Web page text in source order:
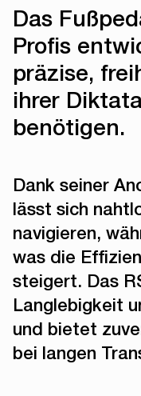
Das
Profis
präzise,
ihrer
benötigen.
Dank seiner
lässt sich
navigieren,
was die
steigert. Das
Langlebigkeit
und bietet
bei langen